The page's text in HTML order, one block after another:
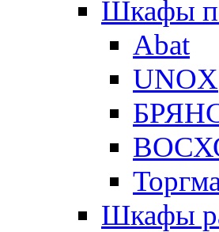
Шкафы
Abat
UNOX
Шкафы